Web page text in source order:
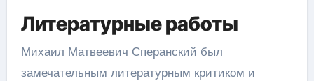
Литературные работы
Михаил Матвеевич Сперанский был
замечательным литературным критиком и